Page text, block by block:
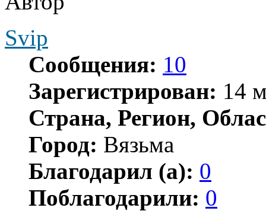
Svip
Сообщения: 10
Зарегистрирован: 14
Страна, Регион,
Город: Вязьма
Благодарил (а): 0
Поблагодарили: 0